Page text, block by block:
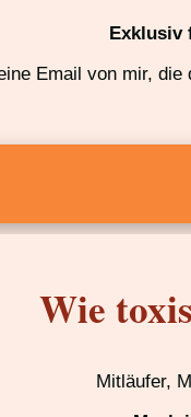
Exklusiv
Email von mir,
Wie
Mitläufer,